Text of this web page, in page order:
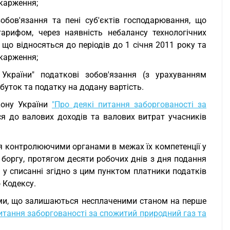
та пені суб'єктів господарювання, що
через наявність небалансу технологічних
відносяться до періодів до 1 січня 2011 року та
податкові зобов'язання (з урахуванням
та податку на додану вартість.
України "Про деякі питання заборгованості за
до валових доходів та валових витрат учасників
контролюючими органами в межах їх компетенції у
протягом десяти робочих днів з дня подання
згідно з цим пунктом платники податків
що залишаються несплаченими станом на перше
заборгованості за спожитий природний газ та